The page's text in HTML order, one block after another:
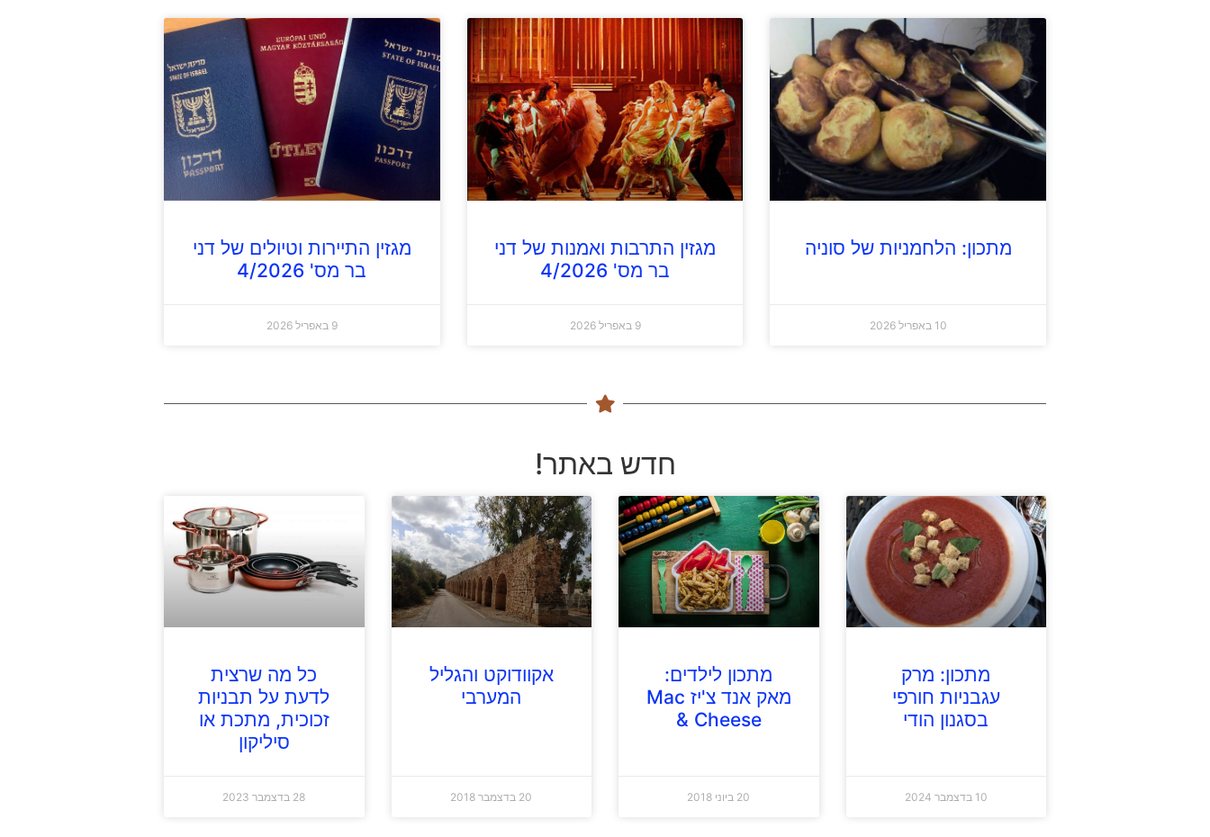
מתכון: הלחמניות של סוניה
10 באפריל 2026
מגזין התרבות ואמנות של דני
בר מס' 4/2026
9 באפריל 2026
מגזין התיירות וטיולים של דני
בר מס' 4/2026
9 באפריל 2026
חדש באתר!
מתכון: מרק
עגבניות חורפי
בסגנון הודי
10 בדצמבר 2024
מתכון לילדים:
מאק אנד צ'יז Mac
& Cheese
20 ביוני 2018
אקוודוקט והגליל
המערבי
20 בדצמבר 2018
כל מה שרצית
לדעת על תבניות
זכוכית, מתכת או
סיליקון
28 בדצמבר 2023